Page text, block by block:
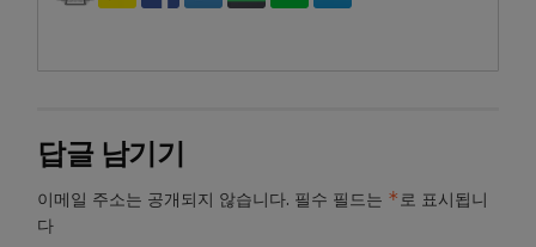
답글 남기기
이메일 주소는 공개되지 않습니다. 필수 필드는 *로 표시됩니
다